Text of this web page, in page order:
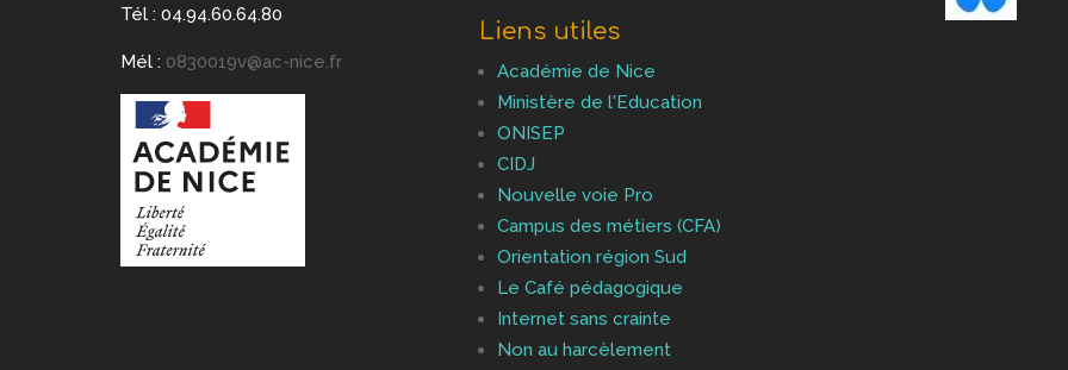
Tél : 04.94.60.64.80
Mél : 0830019v@ac-nice.fr
Liens utiles
Académie de Nice
Ministère de l'Education
ONISEP
CIDJ
Nouvelle voie Pro
Campus des métiers (CFA)
Orientation région Sud
Le Café pédagogique
Internet sans crainte
Non au harcèlement